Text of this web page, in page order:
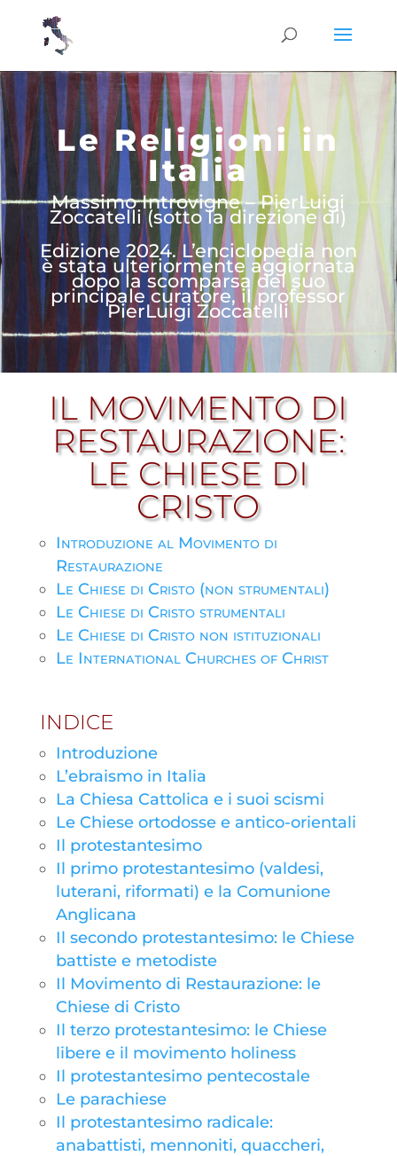
Le Religioni in
Italia
Massimo Introvigne – PierLuigi
Zoccatelli (sotto la direzione di)
Edizione 2024. L’enciclopedia non
è stata ulteriormente aggiornata
dopo la scomparsa del suo
principale curatore, il professor
PierLuigi Zoccatelli
IL MOVIMENTO DI
RESTAURAZIONE:
LE CHIESE DI
CRISTO
Introduzione al Movimento di
Restaurazione
Le Chiese di Cristo (non strumentali)
Le Chiese di Cristo strumentali
Le Chiese di Cristo non istituzionali
Le International Churches of Christ
INDICE
Introduzione
L’ebraismo in Italia
La Chiesa Cattolica e i suoi scismi
Le Chiese ortodosse e antico-orientali
Il protestantesimo
Il primo protestantesimo (valdesi,
luterani, riformati) e la Comunione
Anglicana
Il secondo protestantesimo: le Chiese
battiste e metodiste
Il Movimento di Restaurazione: le
Chiese di Cristo
Il terzo protestantesimo: le Chiese
libere e il movimento holiness
Il protestantesimo pentecostale
Le parachiese
Il protestantesimo radicale:
anabattisti, mennoniti, quaccheri,